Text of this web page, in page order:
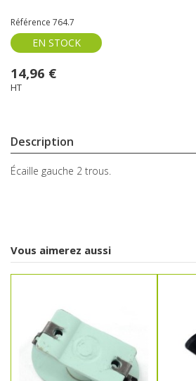
Référence 764.7
EN STOCK
14,96 €
HT
Description
Écaille gauche 2 trous.
Vous aimerez aussi